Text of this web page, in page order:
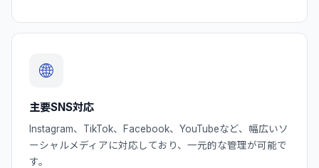
🌐
主要SNS対応
Instagram、TikTok、Facebook、YouTubeなど、幅広いソ
ーシャルメディアに対応しており、一元的な管理が可能で
す。